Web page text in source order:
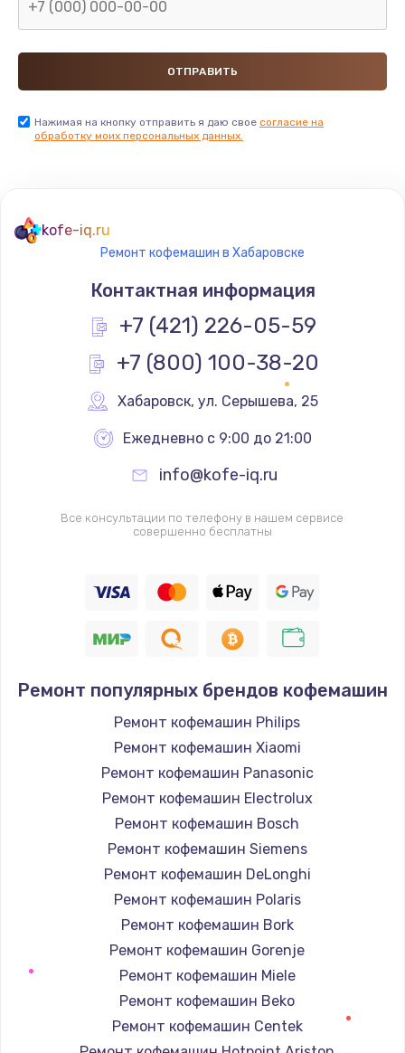
Нажимая на кнопку отправить я даю свое согласие на
обработку моих персональных данных.
kofe-iq.ru
Ремонт кофемашин в Хабаровске
Контактная информация
+7 (421) 226-05-59
+7 (800) 100-38-20
Хабаровск, ул. Серышева, 25
Ежедневно с 9:00 до 21:00
info@kofe-iq.ru
Все консультации по телефону в нашем сервисе
совершенно бесплатны
Ремонт популярных брендов кофемашин
Ремонт кофемашин Philips
Ремонт кофемашин Xiaomi
Ремонт кофемашин Panasonic
Ремонт кофемашин Electrolux
Ремонт кофемашин Bosch
Ремонт кофемашин Siemens
Ремонт кофемашин DeLonghi
Ремонт кофемашин Polaris
Ремонт кофемашин Bork
Ремонт кофемашин Gorenje
Ремонт кофемашин Miele
Ремонт кофемашин Beko
Ремонт кофемашин Centek